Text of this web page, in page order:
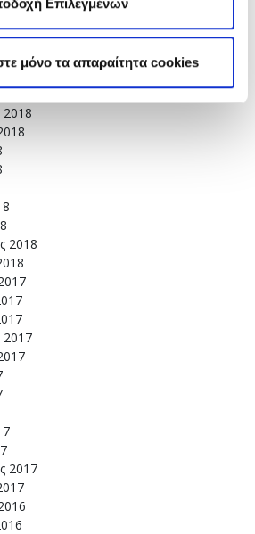
Επιλεγμένων
μόνο τα απαραίτητα cookies
2018
2018
2017
2017